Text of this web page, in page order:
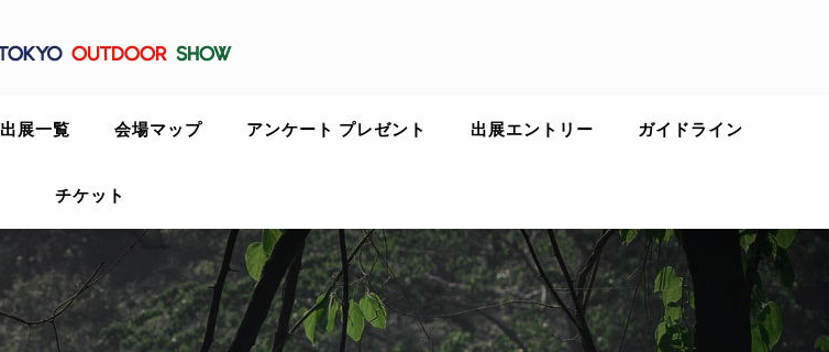
出展一覧 会場マップ アンケート プレゼント 出展エントリー ガイドライン
チケット